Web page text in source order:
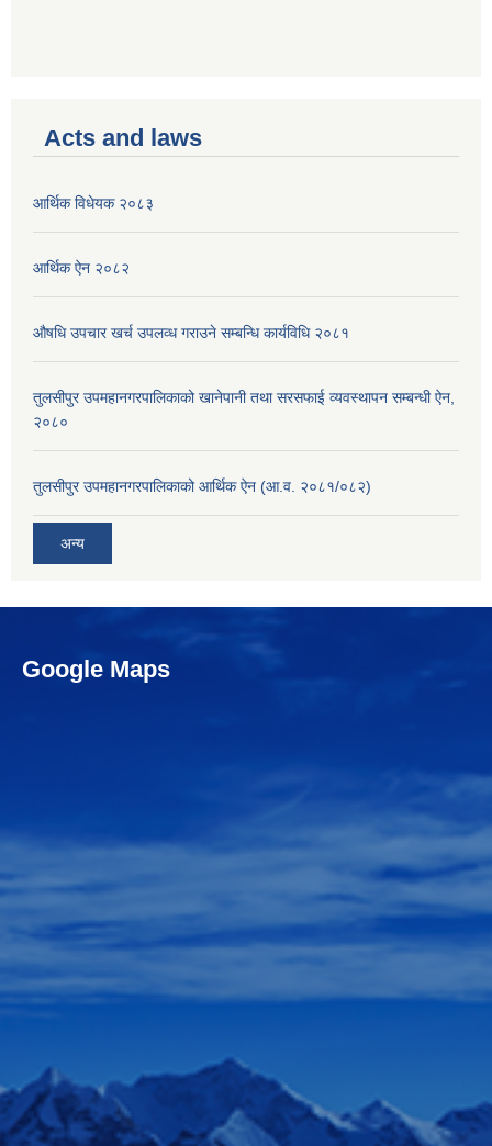
Acts and laws
आर्थिक विधेयक २०८३
आर्थिक ऐन २०८२
औषधि उपचार खर्च उपलव्ध गराउने सम्बन्धि कार्यविधि २०८१
तुलसीपुर उपमहानगरपालिकाको खानेपानी तथा सरसफाई व्यवस्थापन सम्बन्धी ऐन,
२०८०
तुलसीपुर उपमहानगरपालिकाको आर्थिक ऐन (आ.व. २०८१/०८२)
अन्य
Google Maps